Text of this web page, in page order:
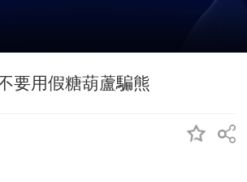
要用假糖葫蘆騙熊